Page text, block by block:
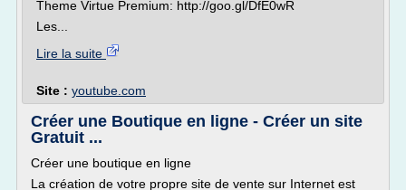
Theme Virtue Premium: http://goo.gl/DfE0wR
Les...
Lire la suite
Site : youtube.com
Créer une Boutique en ligne - Créer un site
Gratuit ...
Créer une boutique en ligne
La création de votre propre site de vente sur Internet est